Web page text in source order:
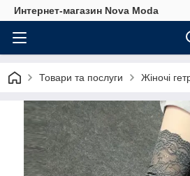
Интернет-магазин Nova Moda
Товари та послуги Жіночі